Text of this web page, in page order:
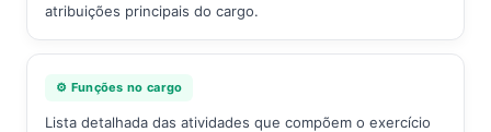
atribuições principais do cargo.
⚙️ Funções no cargo
Lista detalhada das atividades que compõem o exercício